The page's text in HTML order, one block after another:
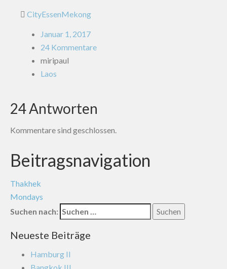
CityEssenMekong
Januar 1, 2017
24 Kommentare
miripaul
Laos
24 Antworten
Kommentare sind geschlossen.
Beitragsnavigation
Thakhek
Mondays
Suchen nach:
Neueste Beiträge
Hamburg II